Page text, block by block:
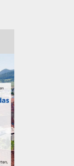
Hallenbad
ich wo